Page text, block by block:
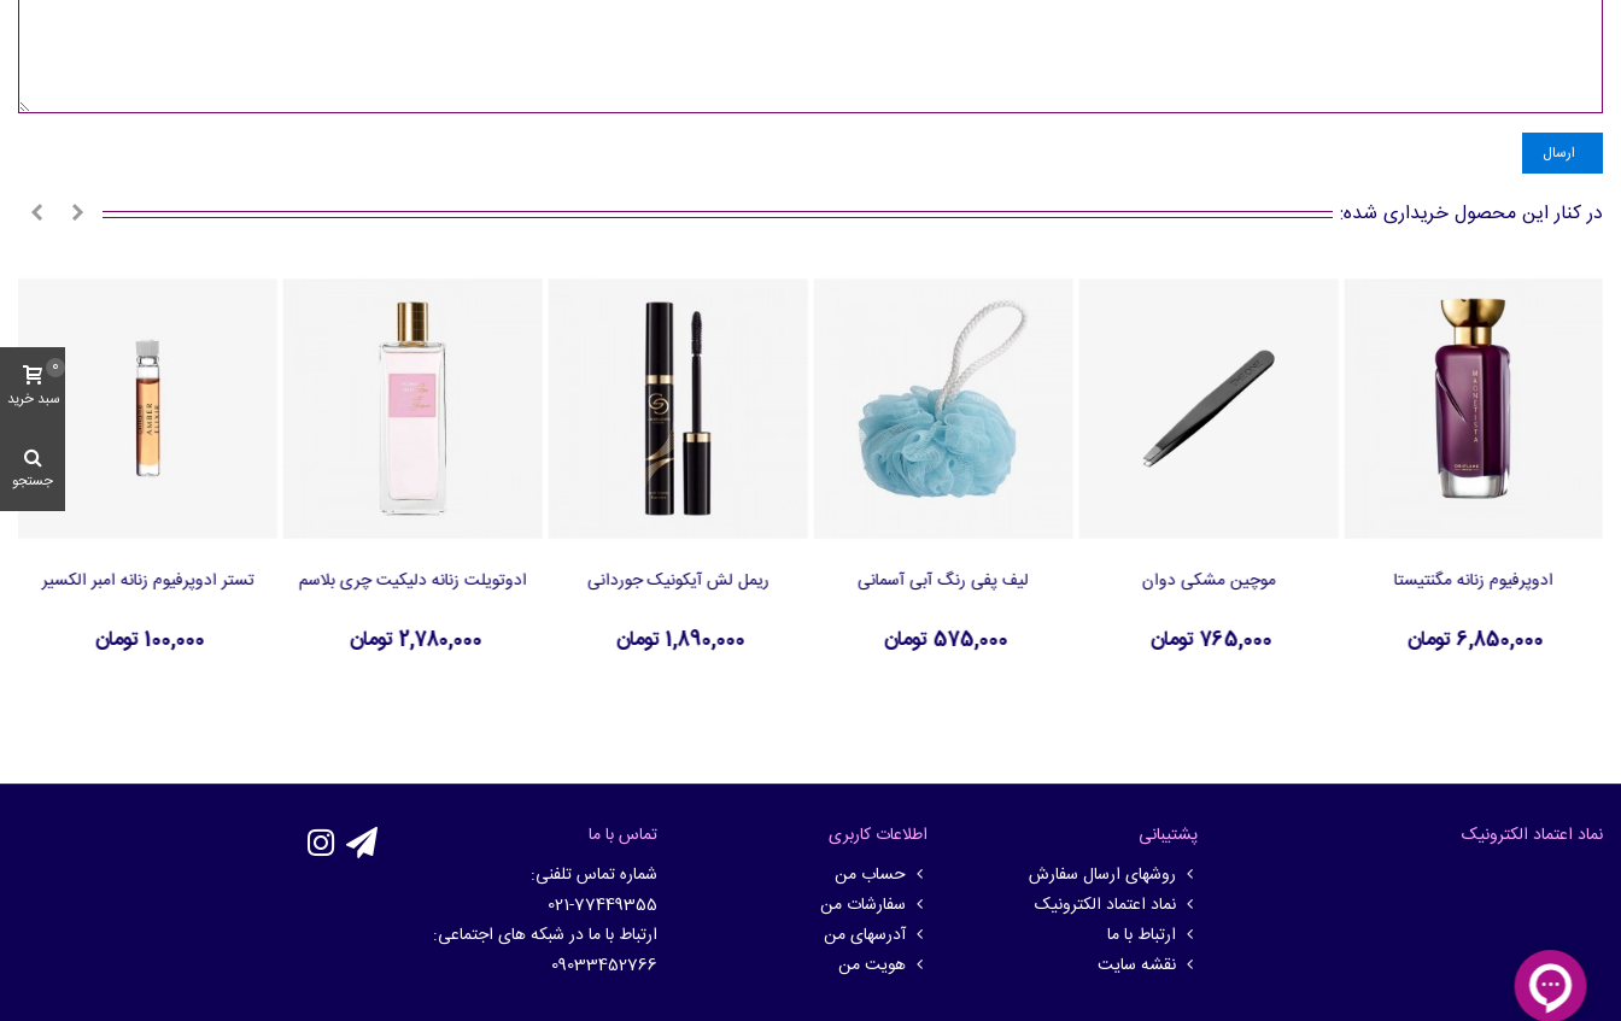
ارسال
در کنار این محصول خریداری شده:
افزودن به سبد خرید
ادوپرفیوم زنانه مگنتیستا
6,850,000 تومان
افزودن به سبد خرید
موچین مشکی دوان
765,000 تومان
افزودن به سبد خرید
لیف پفی رنگ آبی آسمانی
575,000 تومان
افزودن به سبد خرید
ریمل لش آیکونیک جوردانی
1,890,000 تومان
افزودن به سبد خرید
ادوتویلت زنانه دلیکیت چری بلاسم
2,780,000 تومان
افزودن به سبد خرید
تستر ادوپرفیوم زنانه امبر الکسیر
100,000 تومان
نماد اعتماد الکترونیک
پشتیبانی
روشهای ارسال سفارش
نماد اعتماد الکترونیک
ارتباط با ما
نقشه سایت
اطلاعات کاربری
حساب من
سفارشات من
آدرسهای من
هویت من
تماس با ما
شماره تماس تلفنی:
021-77449355
ارتباط با ما در شبکه های اجتماعی:
09033452766
سبد خرید
0
جستجو